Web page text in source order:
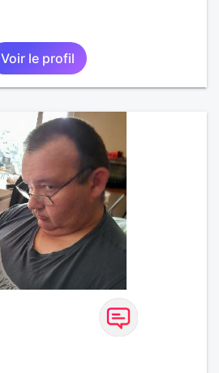
Voir le profil